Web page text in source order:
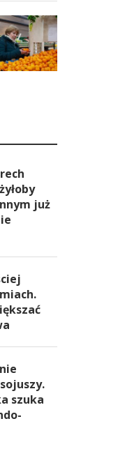
już
szuka